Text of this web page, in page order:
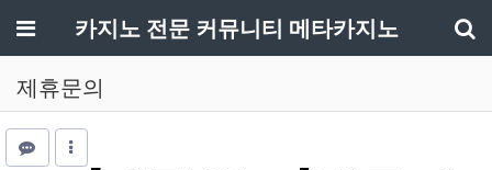
메뉴카지노 전문 커뮤니티 메타카지노
제휴문의